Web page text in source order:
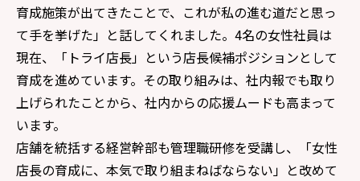
育成施策が出てきたことで、これが私の進む道だと思っ
て手を挙げた」と話してくれました。4名の女性社員は
現在、「トライ店長」という店長候補ポジションとして
育成を進めています。その取り組みは、社内報でも取り
上げられたことから、社内からの応援ムードも高まって
います。
店舗を統括する経営幹部も管理職研修を受講し、「女性
店長の育成に、本気で取り組まねばならない」と改めて